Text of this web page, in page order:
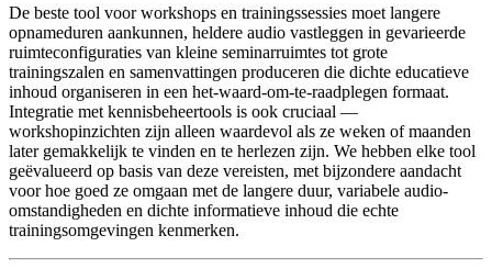
De beste tool voor workshops en trainingssessies moet langere
opnameduren aankunnen, heldere audio vastleggen in gevarieerde
ruimteconfiguraties van kleine seminarruimtes tot grote
trainingszalen en samenvattingen produceren die dichte educatieve
inhoud organiseren in een het-waard-om-te-raadplegen formaat.
Integratie met kennisbeheertools is ook cruciaal —
workshopinzichten zijn alleen waardevol als ze weken of maanden
later gemakkelijk te vinden en te herlezen zijn. We hebben elke tool
geëvalueerd op basis van deze vereisten, met bijzondere aandacht
voor hoe goed ze omgaan met de langere duur, variabele audio-
omstandigheden en dichte informatieve inhoud die echte
trainingsomgevingen kenmerken.